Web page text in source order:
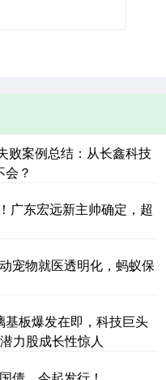
败案例总结：从长鑫科技
？
广东宏远新主帅确定，超
宠物就医透明化，蚂蚁保
基板爆发在即，科技巨头
力股成长性惊人